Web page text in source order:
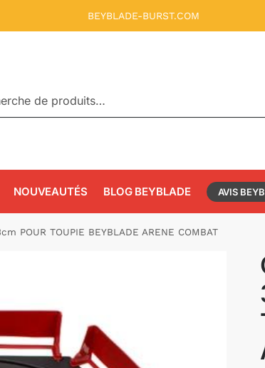
BEYBLADE-BURST.COM
NOUVEAUTÉS BLOG BEYBLADE AVIS
POUR TOUPIE BEYBLADE ARENE COMBAT